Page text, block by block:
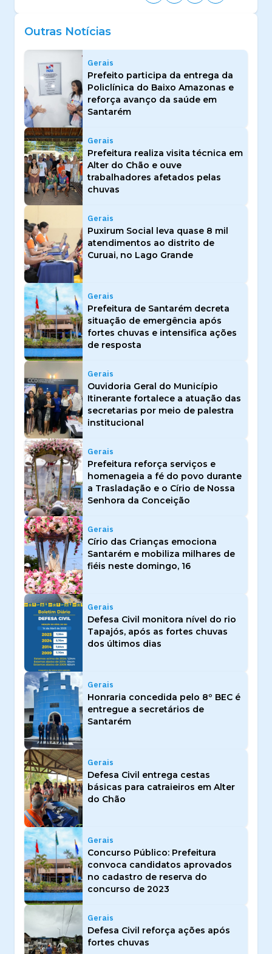
Outras Notícias
Gerais
Prefeito participa da entrega da
Policlínica do Baixo Amazonas e
reforça avanço da saúde em
Santarém
Gerais
Prefeitura realiza visita técnica em
Alter do Chão e ouve
trabalhadores afetados pelas
chuvas
Gerais
Puxirum Social leva quase 8 mil
atendimentos ao distrito de
Curuai, no Lago Grande
Gerais
Prefeitura de Santarém decreta
situação de emergência após
fortes chuvas e intensifica ações
de resposta
Gerais
Ouvidoria Geral do Município
Itinerante fortalece a atuação das
secretarias por meio de palestra
institucional
Gerais
Prefeitura reforça serviços e
homenageia a fé do povo durante
a Trasladação e o Círio de Nossa
Senhora da Conceição
Gerais
Círio das Crianças emociona
Santarém e mobiliza milhares de
fiéis neste domingo, 16
Gerais
Defesa Civil monitora nível do rio
Tapajós, após as fortes chuvas
dos últimos dias
Gerais
Honraria concedida pelo 8º BEC é
entregue a secretários de
Santarém
Gerais
Defesa Civil entrega cestas
básicas para catraieiros em Alter
do Chão
Gerais
Concurso Público: Prefeitura
convoca candidatos aprovados
no cadastro de reserva do
concurso de 2023
Gerais
Defesa Civil reforça ações após
fortes chuvas